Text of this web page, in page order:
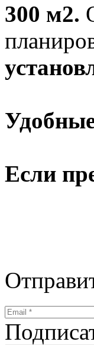
300 м2.
Если